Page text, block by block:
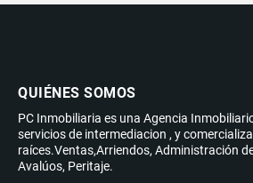
QUIÉNES SOMOS
PC Inmobiliaria es una Agencia
servicios de intermediacion , y
raíces.Ventas,Arriendos, Administración
Avalúos, Peritaje.